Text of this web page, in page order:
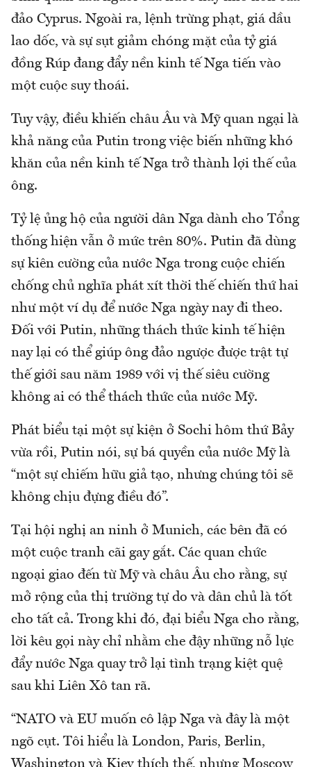
đảo Cyprus. Ngoài ra, lệnh trừng phạt, giá dầu
lao dốc, và sự sụt giảm chóng mặt của tỷ giá
đồng Rúp đang đẩy nền kinh tế Nga tiến vào
một cuộc suy thoái.
Tuy vậy, điều khiến châu Âu và Mỹ quan ngại là
khả năng của Putin trong việc biến những khó
khăn của nền kinh tế Nga trở thành lợi thế của
ông.
Tỷ lệ ủng hộ của người dân Nga dành cho Tổng
thống hiện vẫn ở mức trên 80%. Putin đã dùng
sự kiên cường của nước Nga trong cuộc chiến
chống chủ nghĩa phát xít thời thế chiến thứ hai
như một ví dụ để nước Nga ngày nay đi theo.
Đối với Putin, những thách thức kinh tế hiện
nay lại có thể giúp ông đảo ngược được trật tự
thế giới sau năm 1989 với vị thế siêu cường
không ai có thể thách thức của nước Mỹ.
Phát biểu tại một sự kiện ở Sochi hôm thứ Bảy
vừa rồi, Putin nói, sự bá quyền của nước Mỹ là
“một sự chiếm hữu giả tạo, nhưng chúng tôi sẽ
không chịu đựng điều đó”.
Tại hội nghị an ninh ở Munich, các bên đã có
một cuộc tranh cãi gay gắt. Các quan chức
ngoại giao đến từ Mỹ và châu Âu cho rằng, sự
mở rộng của thị trường tự do và dân chủ là tốt
cho tất cả. Trong khi đó, đại biểu Nga cho rằng,
lời kêu gọi này chỉ nhằm che đậy những nỗ lực
đẩy nước Nga quay trở lại tình trạng kiệt quệ
sau khi Liên Xô tan rã.
“NATO và EU muốn cô lập Nga và đây là một
ngõ cụt. Tôi hiểu là London, Paris, Berlin,
Washington và Kiev thích thế, nhưng Moscow